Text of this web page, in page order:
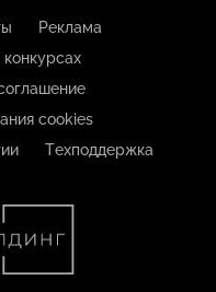
Реклама
cookies
Техподдержка